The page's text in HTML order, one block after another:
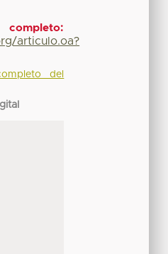
articulo.oa?
del